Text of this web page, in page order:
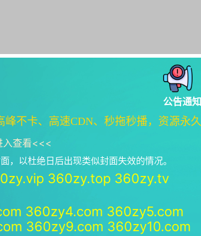
公告通知
不卡、高速CDN、秒拖秒播，资源永久
查看<<<
，以杜绝日后出现类似封面失效的情况。
360zy.top 360zy.tv
360zy4.com 360zy5.com
360zy9.com 360zy10.com